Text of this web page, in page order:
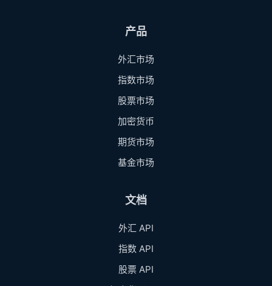
产品
外汇市场
指数市场
股票市场
加密货币
期货市场
基金市场
文档
外汇 API
指数 API
股票 API